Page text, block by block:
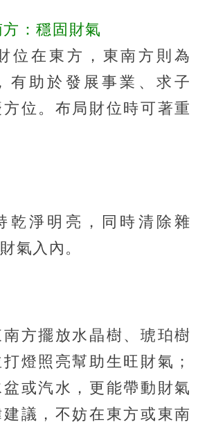
：穩固財氣
位在東方，東南方則為
有助於發展事業、求子
位。布局財位時可著重
乾淨明亮，同時清除雜
氣入內。
方擺放水晶樹、琥珀樹
燈照亮幫助生旺財氣；
或汽水，更能帶動財氣
議，不妨在東方或東南